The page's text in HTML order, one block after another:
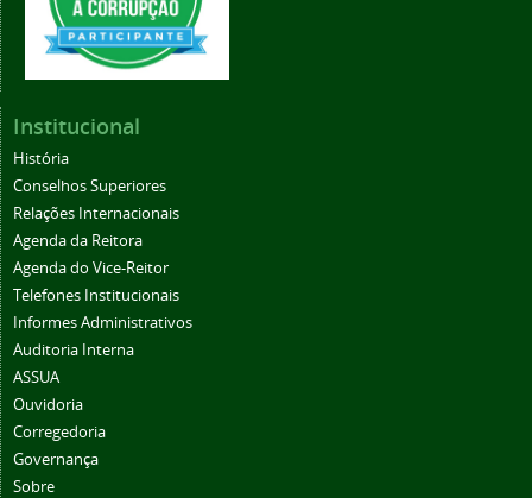
Institucional
História
Conselhos Superiores
Relações Internacionais
Agenda da Reitora
Agenda do Vice-Reitor
Telefones Institucionais
Informes Administrativos
Auditoria Interna
ASSUA
Ouvidoria
Corregedoria
Governança
Sobre